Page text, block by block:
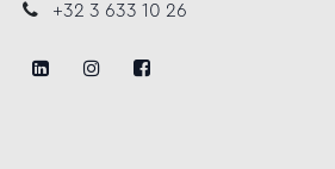
+32 3 633 10 26